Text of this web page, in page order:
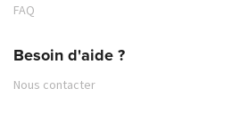
FAQ
Besoin d'aide ?
Nous contacter